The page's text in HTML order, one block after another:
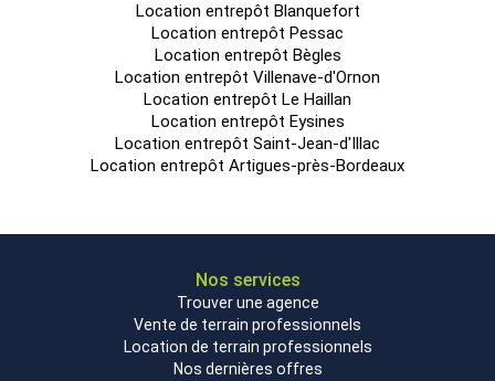
Location entrepôt Blanquefort
Location entrepôt Pessac
Location entrepôt Bègles
Location entrepôt Villenave-d'Ornon
Location entrepôt Le Haillan
Location entrepôt Eysines
Location entrepôt Saint-Jean-d'Illac
Location entrepôt Artigues-près-Bordeaux
Nos services
Trouver une agence
Vente de terrain professionnels
Location de terrain professionnels
Nos dernières offres